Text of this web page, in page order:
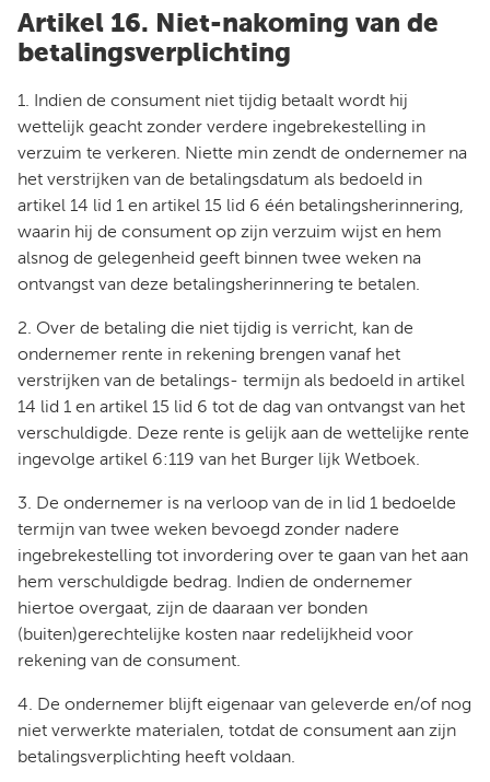
Artikel 16. Niet-nakoming van de
betalingsverplichting
1. Indien de consument niet tijdig betaalt wordt hij
wettelijk geacht zonder verdere ingebrekestelling in
verzuim te verkeren. Niette min zendt de ondernemer na
het verstrijken van de betalingsdatum als bedoeld in
artikel 14 lid 1 en artikel 15 lid 6 één betalingsherinnering,
waarin hij de consument op zijn verzuim wijst en hem
alsnog de gelegenheid geeft binnen twee weken na
ontvangst van deze betalingsherinnering te betalen.
2. Over de betaling die niet tijdig is verricht, kan de
ondernemer rente in rekening brengen vanaf het
verstrijken van de betalings- termijn als bedoeld in artikel
14 lid 1 en artikel 15 lid 6 tot de dag van ontvangst van het
verschuldigde. Deze rente is gelijk aan de wettelijke rente
ingevolge artikel 6:119 van het Burger lijk Wetboek.
3. De ondernemer is na verloop van de in lid 1 bedoelde
termijn van twee weken bevoegd zonder nadere
ingebrekestelling tot invordering over te gaan van het aan
hem verschuldigde bedrag. Indien de ondernemer
hiertoe overgaat, zijn de daaraan ver bonden
(buiten)gerechtelijke kosten naar redelijkheid voor
rekening van de consument.
4. De ondernemer blijft eigenaar van geleverde en/of nog
niet verwerkte materialen, totdat de consument aan zijn
betalingsverplichting heeft voldaan.